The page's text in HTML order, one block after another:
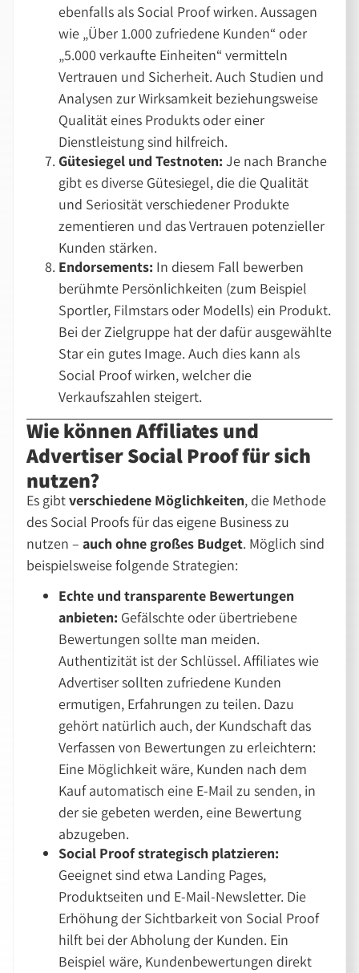
ebenfalls als Social Proof wirken. Aussagen
wie Über 1.000 zufriedene Kunden oder
5.000 verkaufte Einheiten vermitteln
Vertrauen und Sicherheit. Auch Studien und
Analysen zur Wirksamkeit beziehungsweise
Qualität eines Produkts oder einer
Dienstleistung sind hilfreich.
Gütesiegel und Testnoten: Je nach Branche
gibt es diverse Gütesiegel, die die Qualität
und Seriosität verschiedener Produkte
zementieren und das Vertrauen potenzieller
Kunden stärken.
Endorsements: In diesem Fall bewerben
berühmte Persönlichkeiten (zum Beispiel
Sportler, Filmstars oder Modells) ein Produkt.
Bei der Zielgruppe hat der dafür ausgewählte
Star ein gutes Image. Auch dies kann als
Social Proof wirken, welcher die
Verkaufszahlen steigert.
Wie können Affiliates und
Advertiser Social Proof für sich
nutzen?
Es gibtverschiedene Möglichkeiten, die Methode
des Social Proofs für das eigene Business zu
nutzen –auch ohne großes Budget. Möglich sind
beispielsweise folgende Strategien:
Echte und transparente Bewertungen
anbieten: Gefälschte oder übertriebene
Bewertungen sollte man meiden.
Authentizität ist der Schlüssel. Affiliates wie
Advertiser sollten zufriedene Kunden
ermutigen, Erfahrungen zu teilen. Dazu
gehört natürlich auch, der Kundschaft das
Verfassen von Bewertungen zu erleichtern:
Eine Möglichkeit wäre, Kunden nach dem
Kauf automatisch eine E-Mail zu senden, in
der sie gebeten werden, eine Bewertung
abzugeben.
Social Proof strategisch platzieren:
Geeignet sind etwa Landing Pages,
Produktseiten und E-Mail-Newsletter. Die
Erhöhung der Sichtbarkeit von Social Proof
hilft bei der Abholung der Kunden. Ein
Beispiel wäre, Kundenbewertungen direkt